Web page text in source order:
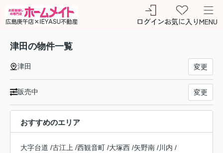
ログインお気に入りMENU
津田の物件一覧
津田 変更
販売中 変更
おすすめのエリア
大字台道 /古江上 /西観音町 /大塚西 /矢野南 /川内 /